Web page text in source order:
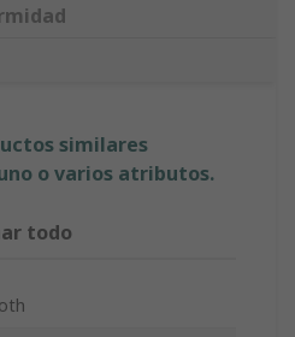
similares
o varios atributos.
todo